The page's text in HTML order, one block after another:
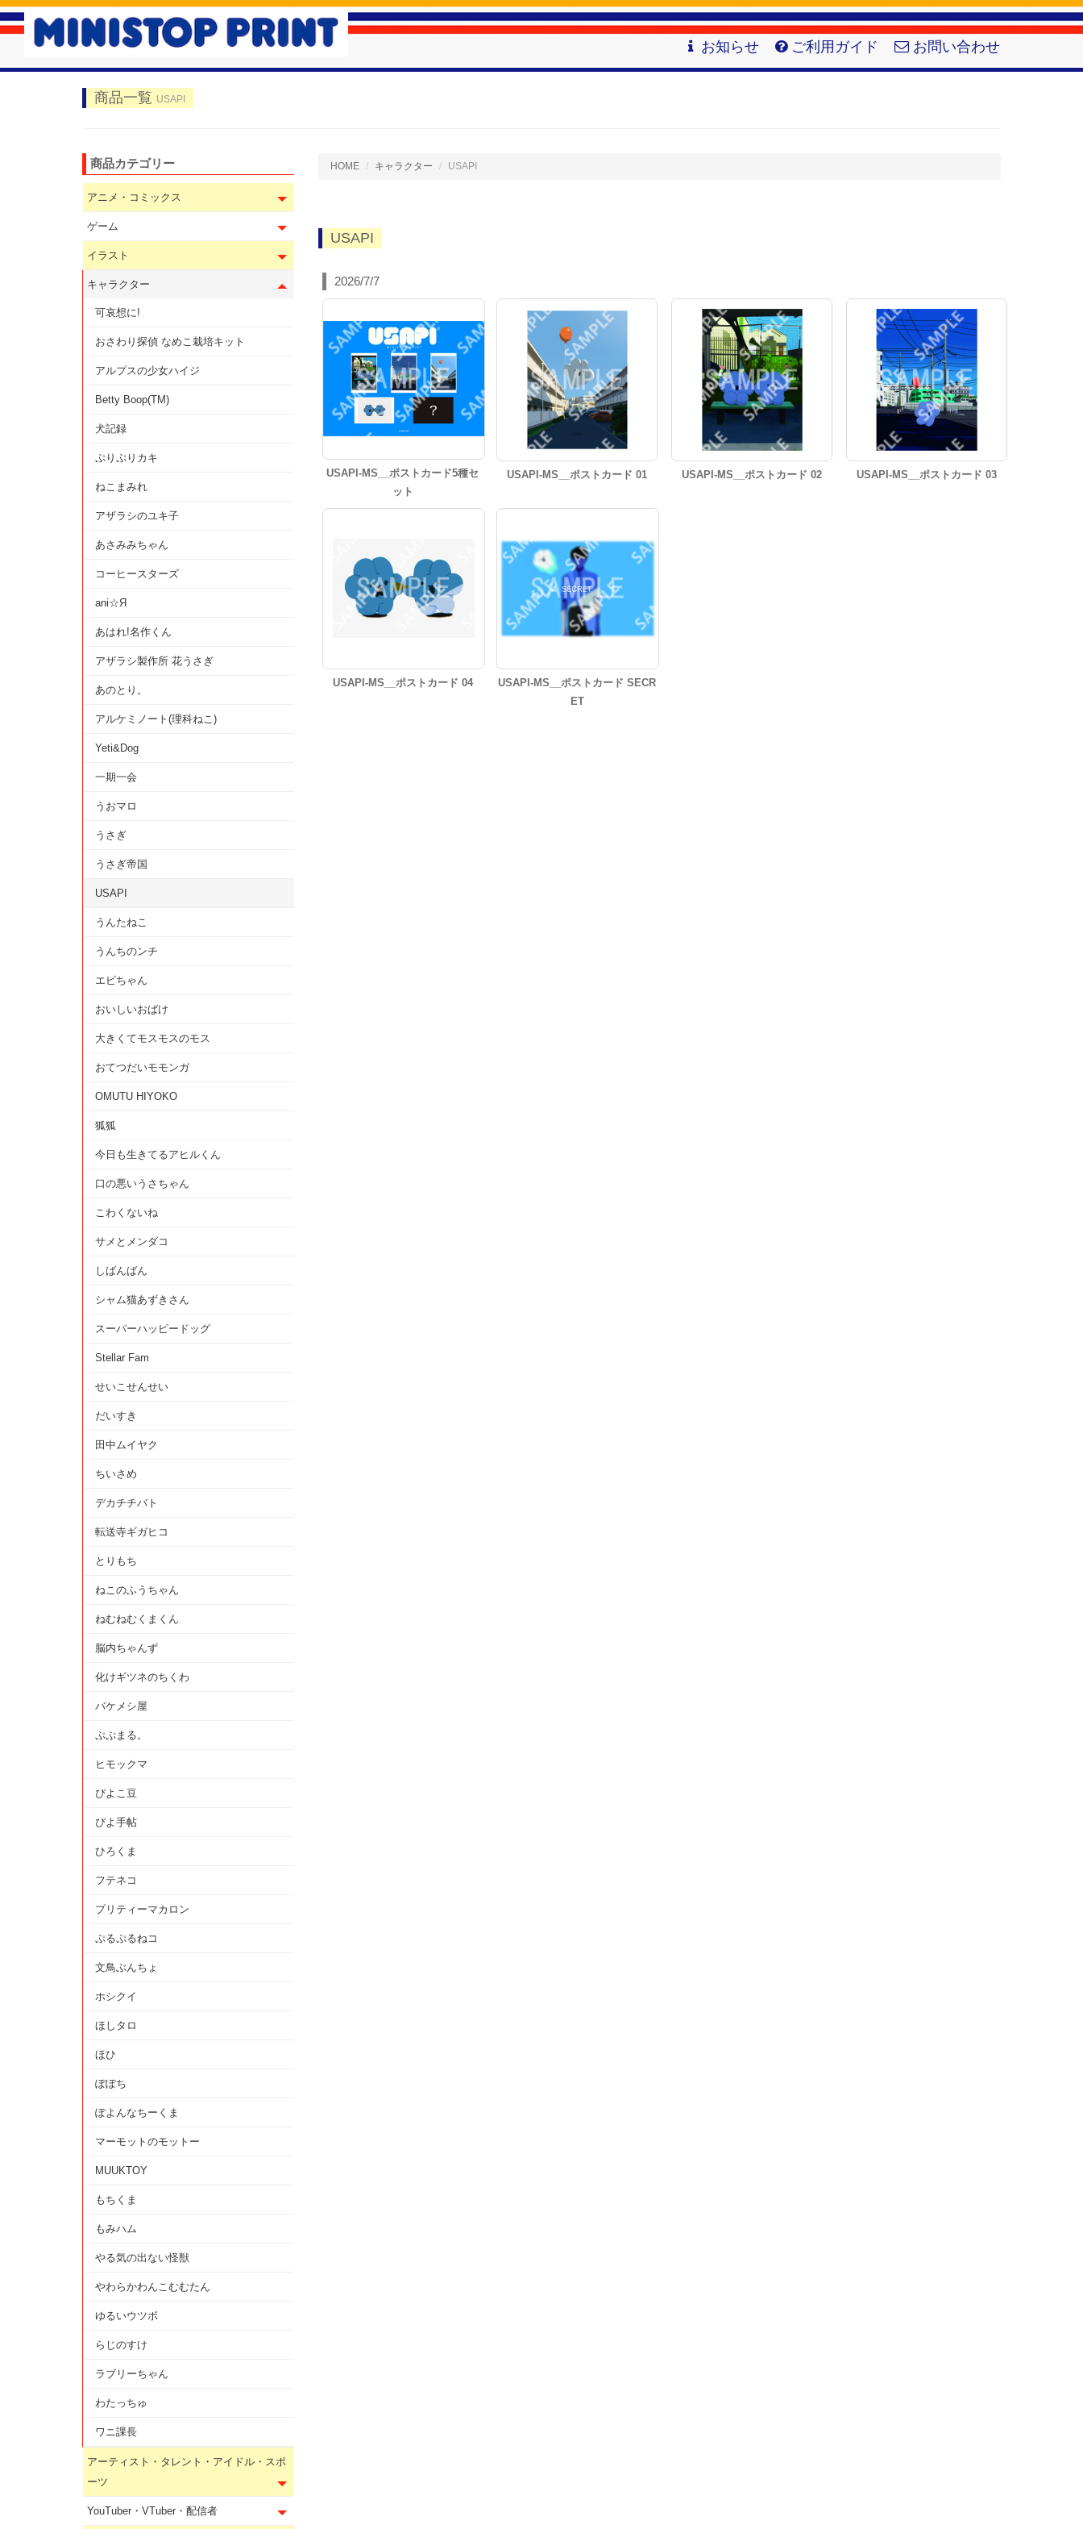
お知らせ ご利用ガイド お問い合わせ
商品一覧 USAPI
HOME キャラクター USAPI
USAPI
2026/7/7
USAPI-MS__ポストカード5種セ
ット
USAPI-MS__ポストカード 01 USAPI-MS__ポストカード 02 USAPI-MS__ポストカード 03
USAPI-MS__ポストカード 04
USAPI-MS__ポストカード SECR
ET
商品カテゴリー
アニメ・コミックス
ゲーム
イラスト
キャラクター
可哀想に!
おさわり探偵 なめこ栽培キット
アルプスの少女ハイジ
Betty Boop(TM)
犬記録
ぷりぷりカキ
ねこまみれ
アザラシのユキ子
あさみみちゃん
コーヒースターズ
ani☆Я
あはれ!名作くん
アザラシ製作所 花うさぎ
あのとり。
アルケミノート(理科ねこ)
Yeti&Dog
一期一会
うおマロ
うさぎ
うさぎ帝国
USAPI
うんたねこ
うんちのンチ
エビちゃん
おいしいおばけ
大きくてモスモスのモス
おてつだいモモンガ
OMUTU HIYOKO
狐狐
今日も生きてるアヒルくん
口の悪いうさちゃん
こわくないね
サメとメンダコ
しばんばん
シャム猫あずきさん
スーパーハッピードッグ
Stellar Fam
せいこせんせい
だいすき
田中ムイヤク
ちいさめ
デカチチバト
転送寺ギガヒコ
とりもち
ねこのふうちゃん
ねむねむくまくん
脳内ちゃんず
化けギツネのちくわ
バケメシ屋
ぷぷまる。
ヒモックマ
ぴよこ豆
ぴよ手帖
ひろくま
フテネコ
プリティーマカロン
ぷるぷるねコ
文鳥ぶんちょ
ホシクイ
ほしタロ
ほひ
ぽぽち
ぽよんなちーくま
マーモットのモットー
MUUKTOY
もちくま
もみハム
やる気の出ない怪獣
やわらかわんこむむたん
ゆるいウツボ
らじのすけ
ラブリーちゃん
わたっちゅ
ワニ課長
アーティスト・タレント・アイドル・スポ
ーツ
YouTuber・VTuber・配信者